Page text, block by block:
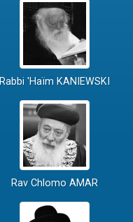
Rabbi 'Haïm KANIEWSKI
Rav Chlomo AMAR